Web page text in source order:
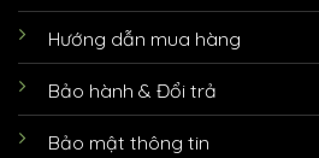
Hướng dẫn mua hàng
Bảo hành & Đổi trả
Bảo mật thông tin